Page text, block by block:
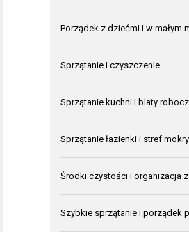
Porządek z dziećmi i w małym
Sprzątanie i czyszczenie
Sprzątanie kuchni i blaty
Sprzątanie łazienki i stref
Środki czystości i organizacja
Szybkie sprzątanie i porządek